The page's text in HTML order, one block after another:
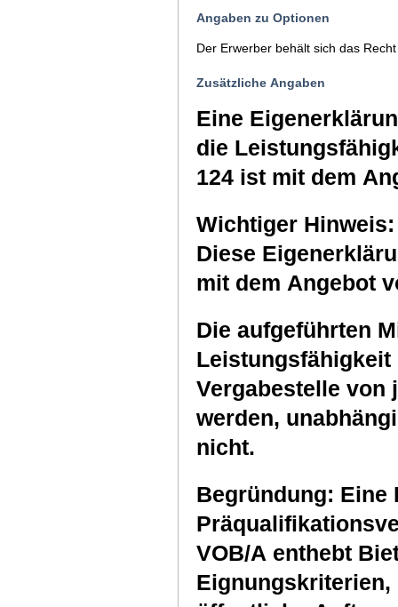
Angaben zu Optionen
Der Erwerber behält sich das
Zusätzliche Angaben
Eine
die
124 ist mit dem
Wichtiger Hinweis:
Diese
mit dem Angebot
Die aufgeführten
Vergabestelle von
werden,
nicht.
Begründung: Eine
VOB/A enthebt
Eignungskriterien,